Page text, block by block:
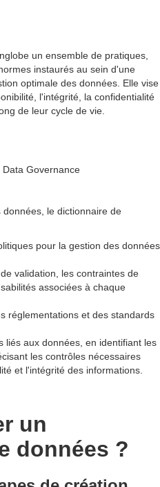
un ensemble de pratiques,
instaurés au sein d'une
optimale des données. Elle vise
l'intégrité, la confidentialité
de leur cycle de vie.
Governance
le dictionnaire de
pour la gestion des données
validation, les contraintes de
associées à chaque
réglementations et des standards
liés aux données, en identifiant les
les contrôles nécessaires
et l'intégrité des informations.
un
données ?